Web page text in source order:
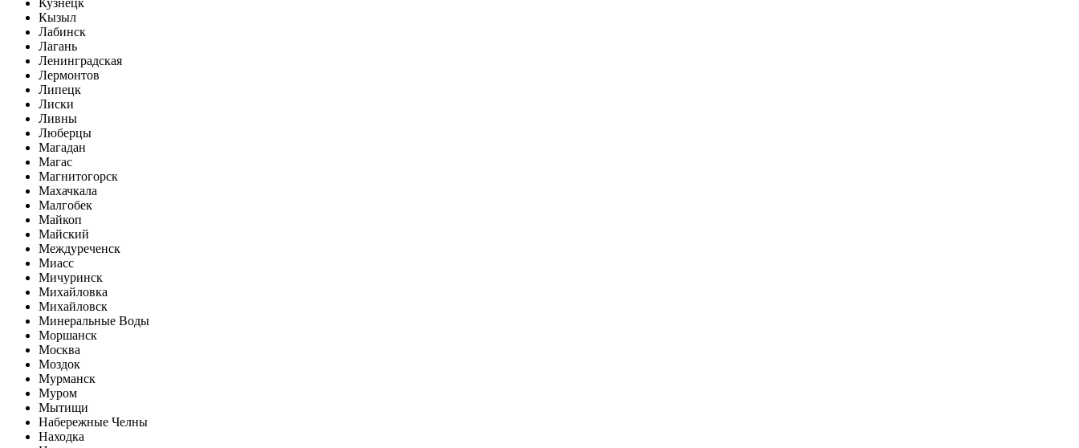
Кузнецк
Кызыл
Лабинск
Лагань
Ленинградская
Лермонтов
Липецк
Лиски
Ливны
Люберцы
Магадан
Магас
Магнитогорск
Махачкала
Малгобек
Майкоп
Майский
Междуреченск
Миасс
Мичуринск
Михайловка
Михайловск
Минеральные Воды
Моршанск
Москва
Моздок
Мурманск
Муром
Мытищи
Набережные Челны
Находка